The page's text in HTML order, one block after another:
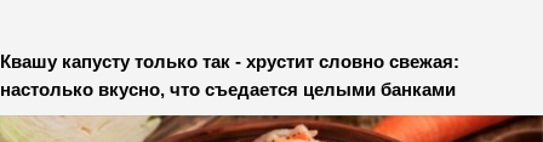
Квашу капусту только так - хрустит словно свежая:
настолько вкусно, что съедается целыми банками